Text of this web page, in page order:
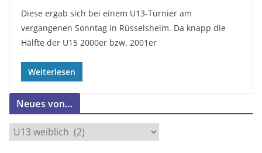
Diese ergab sich bei einem U13-Turnier am
vergangenen Sonntag in Rüsselsheim. Da knapp die
Hälfte der U15 2000er bzw. 2001er
Weiterlesen
Neues von…
N
e